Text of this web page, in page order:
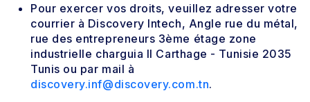
Pour exercer vos droits, veuillez adresser votre
courrier à Discovery Intech, Angle rue du métal,
rue des entrepreneurs 3ème étage zone
industrielle charguia II Carthage - Tunisie 2035
Tunis ou par mail à
discovery.inf@discovery.com.tn.